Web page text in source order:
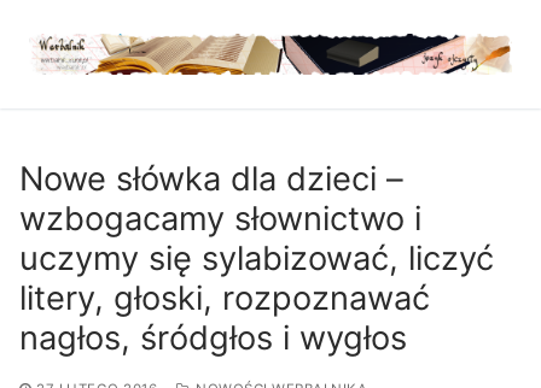
treści
Nowe słówka dla dzieci –
wzbogacamy słownictwo i
uczymy się sylabizować, liczyć
litery, głoski, rozpoznawać
nagłos, śródgłos i wygłos